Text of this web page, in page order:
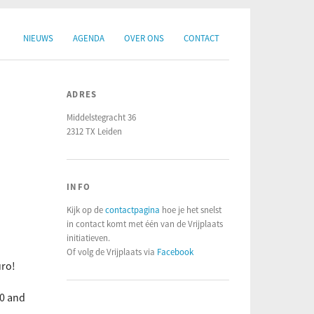
NIEUWS AGENDA OVER ONS CONTACT
and
ADRES
Middelstegracht 36
2312 TX Leiden
INFO
Kijk op decontactpagina hoe je het snelst
in contact komt met één van de Vrijplaats
initiatieven.
Of volg de Vrijplaats via Facebook